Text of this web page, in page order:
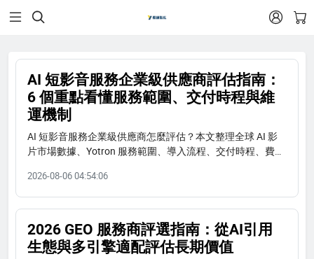
 
AI 短影音服務企業級供應商評估指南：
6 個重點看懂服務範圍、交付時程與維
運機制
AI 短影音服務企業級供應商怎麼評估？本文整理全球 AI 影
片市場數據、Yotron 服務範圍、導入流程、交付時程、費用
2026-08-06 04:54:06
2026 GEO 服務商評選指南：從AI引用
生態與多引擎適配評估長期價值